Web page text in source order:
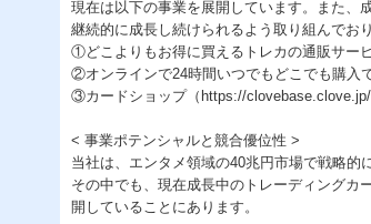
現在は以下の事業を展開しています。また、
継続的に成長し続けられるよう取り組んでおり
①どこよりもお得に買えるトレカの通販サー
②オンラインで24時間いつでもどこでも購入
③カードショップ（https://clovebase.clove.jp/
< 事業ポテンシャルと競合優位性 >
当社は、エンタメ領域の40兆円市場で戦略的
その中でも、現在成長中のトレーディングカ
開していることにあります。